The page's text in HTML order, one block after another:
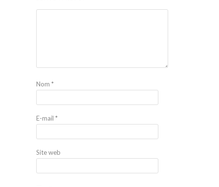
Nom *
E-mail *
Site web